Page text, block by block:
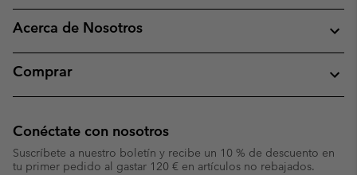
Acerca de Nosotros
Comprar
Conéctate con nosotros
Suscríbete a nuestro boletín y recibe un 10 % de descuento en
tu primer pedido al gastar 120 € en artículos no rebajados.